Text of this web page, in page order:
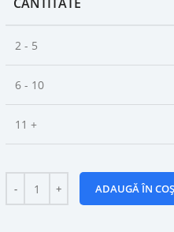
2 - 5
6 - 10
11 +
ADAUGĂ ÎN COȘ